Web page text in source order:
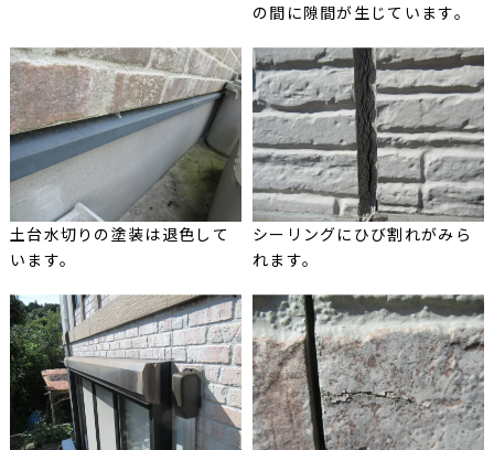
の間に隙間が生じています。
土台水切りの塗装は退色して
います。
シーリングにひび割れがみら
れます。